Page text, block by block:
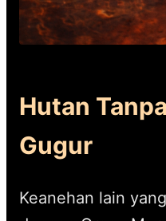
Hutan
Gugur
Keanehan lain